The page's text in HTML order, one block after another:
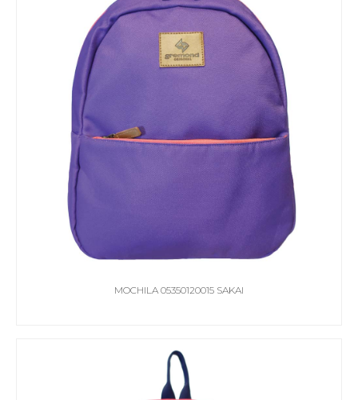
MOCHILA 05350120015 SAKAI